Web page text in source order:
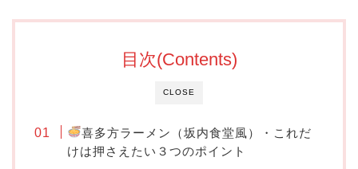
CLOSE
目次(Contents)
喜多方ラーメン（坂内食堂風）・これだ
けは押さえたい３つのポイント